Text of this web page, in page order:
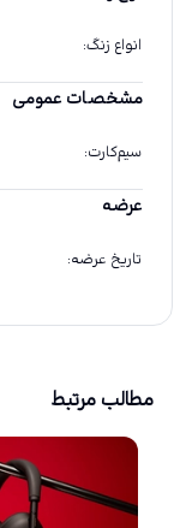
انواع زنگ:
مشخصات عمومی
سیم‌کارت:
عرضه
تاریخ عرضه:
مطالب مرتبط